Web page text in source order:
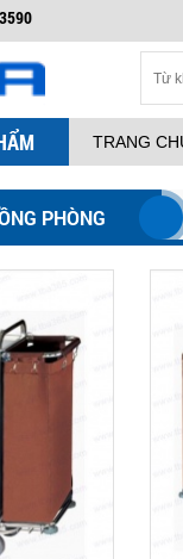
TRANG
PHÒNG